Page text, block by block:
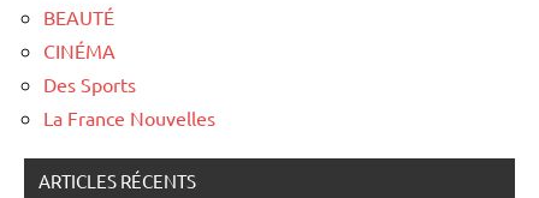
BEAUTÉ
CINÉMA
Des Sports
La France Nouvelles
ARTICLES RÉCENTS